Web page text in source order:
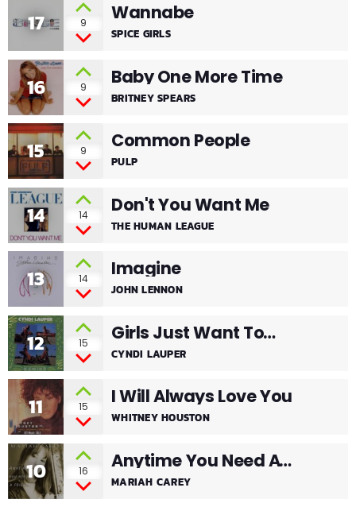
10 16
Anytime You Need A
MARIAH CAREY
11 15 I Will Always Love You
WHITNEY HOUSTON
12 15
Girls Just Want To
CYNDI LAUPER
13 14 Imagine
JOHN LENNON
14 14 Don't You Want Me
THE HUMAN LEAGUE
15 9 Common People
PULP
16 9 Baby One More Time
BRITNEY SPEARS
17 9 Wannabe
SPICE GIRLS